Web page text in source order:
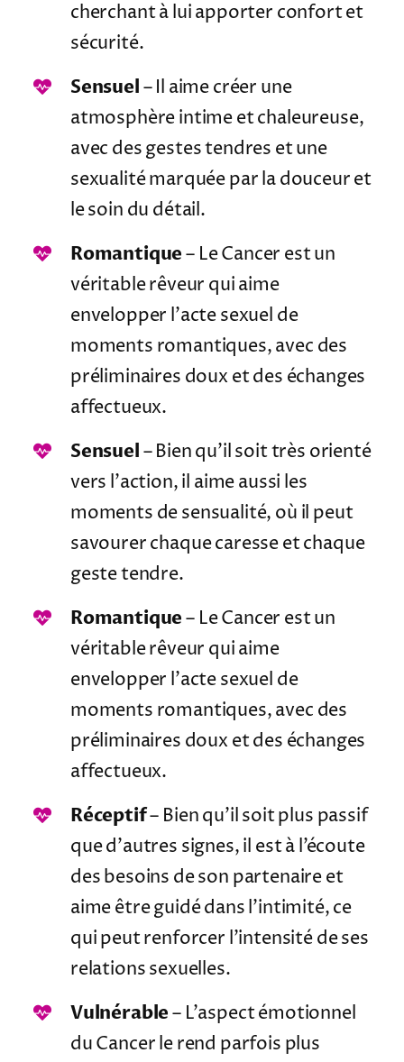
cherchant à lui apporter confort et
sécurité.
Sensuel– Il aime créer une
atmosphère intime et chaleureuse,
avec des gestes tendres et une
sexualité marquée par la douceur et
le soin du détail.
Romantique– Le Cancer est un
véritable rêveur qui aime
envelopper l’acte sexuel de
moments romantiques, avec des
préliminaires doux et des échanges
affectueux.
Sensuel– Bien qu’il soit très orienté
vers l’action, il aime aussi les
moments de sensualité, où il peut
savourer chaque caresse et chaque
geste tendre.
Romantique– Le Cancer est un
véritable rêveur qui aime
envelopper l’acte sexuel de
moments romantiques, avec des
préliminaires doux et des échanges
affectueux.
Réceptif– Bien qu’il soit plus passif
que d’autres signes, il est à l’écoute
des besoins de son partenaire et
aime être guidé dans l’intimité, ce
qui peut renforcer l’intensité de ses
relations sexuelles.
Vulnérable– L’aspect émotionnel
du Cancer le rend parfois plus